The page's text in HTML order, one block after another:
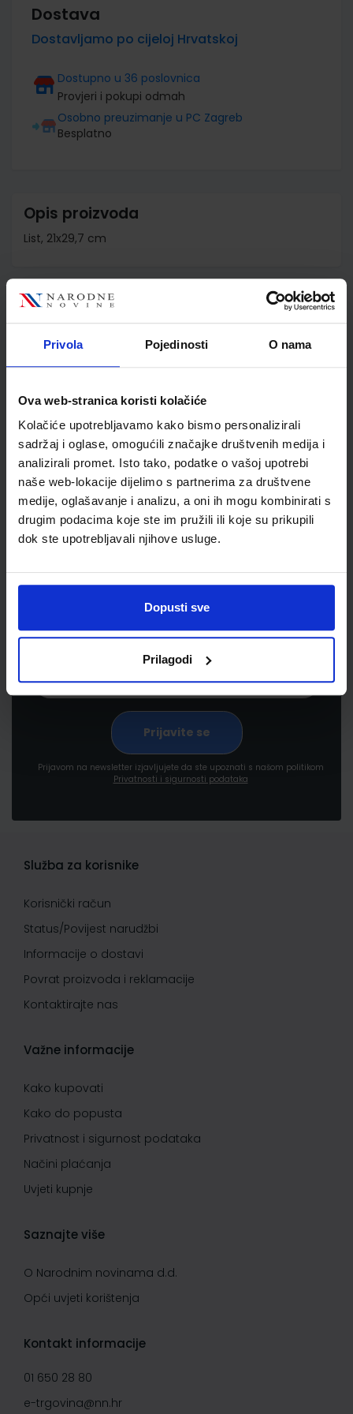
Privola Pojedinosti O nama
Ova web-stranica koristi kolačiće
Kolačiće upotrebljavamo kako bismo personalizirali
sadržaj i oglase, omogućili značajke društvenih medija i
analizirali promet. Isto tako, podatke o vašoj upotrebi
naše web-lokacije dijelimo s partnerima za društvene
medije, oglašavanje i analizu, a oni ih mogu kombinirati s
drugim podacima koje ste im pružili ili koje su prikupili
dok ste upotrebljavali njihove usluge.
Dopusti sve
Prilagodi
Dostava
Dostavljamo po cijeloj Hrvatskoj
Dostupno u 36 poslovnica
Provjeri i pokupi odmah
Osobno preuzimanje u PC Zagreb
Besplatno
Opis proizvoda
List, 21x29,7 cm
Detalji proizvoda
Šifra proizvoda
111102
proizvodima i uslugama, akcijama i drugim
pogodnostima
Prijavom na newsletter izjavljujete da ste upoznati s našom politikom
Privatnosti i sigurnosti podataka
Služba za korisnike
Korisnički račun
Status/Povijest narudžbi
Informacije o dostavi
Povrat proizvoda i reklamacije
Kontaktirajte nas
Važne informacije
Kako kupovati
Kako do popusta
Privatnost i sigurnost podataka
Načini plaćanja
Uvjeti kupnje
Saznajte više
O Narodnim novinama d.d.
Opći uvjeti korištenja
Kontakt informacije
01 650 28 80
e-trgovina@nn.hr